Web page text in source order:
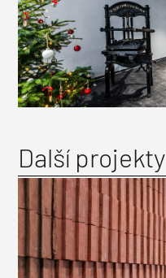
Další projekty